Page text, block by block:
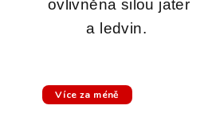
ovlivněna silou jater
a ledvin.
Více za méně